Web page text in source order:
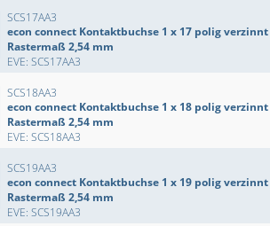
SCS17AA3
econ connect Kontaktbuchse 1 x 17 polig verzinnt
Rastermaß 2,54 mm
EVE: SCS17AA3
SCS18AA3
econ connect Kontaktbuchse 1 x 18 polig verzinnt
Rastermaß 2,54 mm
EVE: SCS18AA3
SCS19AA3
econ connect Kontaktbuchse 1 x 19 polig verzinnt
Rastermaß 2,54 mm
EVE: SCS19AA3